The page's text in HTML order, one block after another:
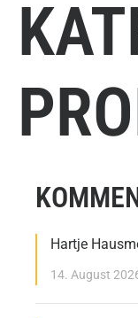
Hartje
14. August